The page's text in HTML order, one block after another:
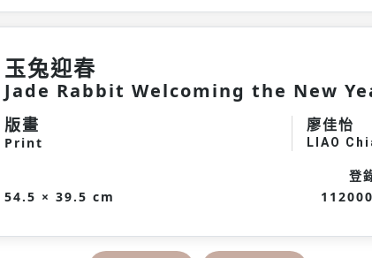
玉兔迎春
Jade Rabbit Welcoming the New
版畫
Print
廖佳怡
LIAO
54.5 × 39.5 cm
登